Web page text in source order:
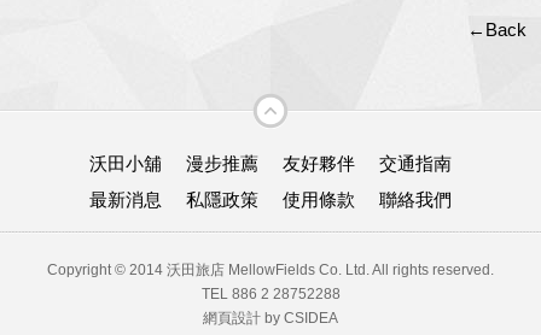
←Back
沃田小舖 漫步推薦 友好夥伴
交通指南
最新消息
私隱政策 使用條款 聯絡我們
Copyright © 2014 沃田旅店 MellowFields Co. Ltd. All rights reserved.
TEL 886 2 28752288
網頁設計 by CSIDEA